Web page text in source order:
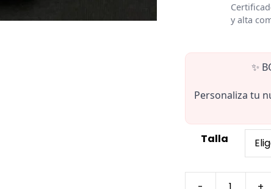
y alta
✨
Personaliza tu
Talla